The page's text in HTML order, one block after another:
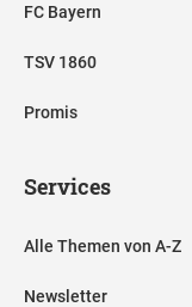
FC Bayern
TSV 1860
Promis
Services
Alle Themen von A-Z
Newsletter